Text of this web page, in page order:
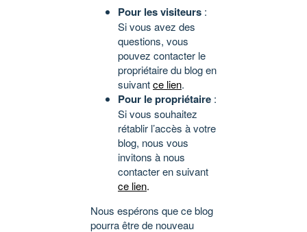
Pour les visiteurs :
Si vous avez des
questions, vous
pouvez contacter le
propriétaire du blog en
suivantce lien.
Pour le propriétaire :
Si vous souhaitez
rétablir l’accès à votre
blog, nous vous
invitons à nous
contacter en suivant
ce lien.
Nous espérons que ce blog
pourra être de nouveau